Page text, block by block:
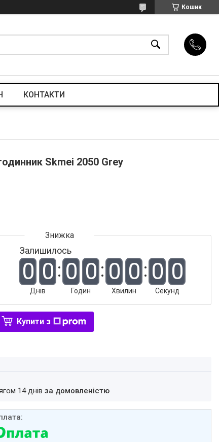
Кошик
КОНТАКТИ
Skmei 2050 Grey
Залишилось
0 0
Днів
0 0
Годин
0 0
Хвилин
0 0
Секунд
Купити з
14 днівза домовленістю